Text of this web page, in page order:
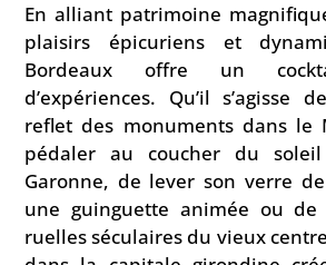
En alliant patrimoine
plaisirs épicuriens et
Bordeaux offre un
d’expériences. Qu’il s’agisse
reflet des monuments dans le
pédaler au coucher du
Garonne, de lever son verre
une guinguette animée ou
ruelles séculaires du vieux